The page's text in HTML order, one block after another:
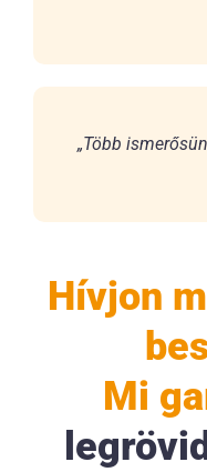
„Több
Hívjon
Mi